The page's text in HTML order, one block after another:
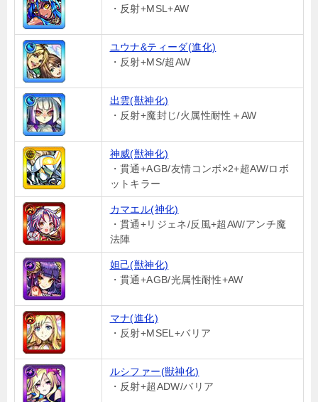
・反射+MSL+AW
ユウナ&ティーダ(進化)
・反射+MS/超AW
出雲(獣神化)
・反射+魔封じ/火属性耐性＋AW
神威(獣神化)
・貫通+AGB/友情コンボ×2+超AW/ロボ
ットキラー
カマエル(神化)
・貫通+リジェネ/反風+超AW/アンチ魔
法陣
妲己(獣神化)
・貫通+AGB/光属性耐性+AW
マナ(進化)
・反射+MSEL+バリア
ルシファー(獣神化)
・反射+超ADW/バリア